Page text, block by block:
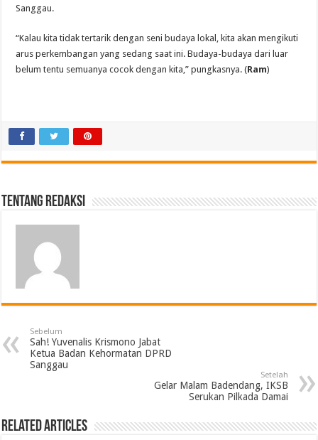
Sanggau.
“Kalau kita tidak tertarik dengan seni budaya lokal, kita akan mengikuti
arus perkembangan yang sedang saat ini. Budaya-budaya dari luar
belum tentu semuanya cocok dengan kita,” pungkasnya. (Ram)
Tentang Redaksi
Sebelum
Sah! Yuvenalis Krismono Jabat
Ketua Badan Kehormatan DPRD
Sanggau
Setelah
Gelar Malam Badendang, IKSB
Serukan Pilkada Damai
Related Articles